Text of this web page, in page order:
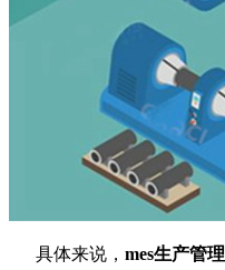
具体来说， mes生产管